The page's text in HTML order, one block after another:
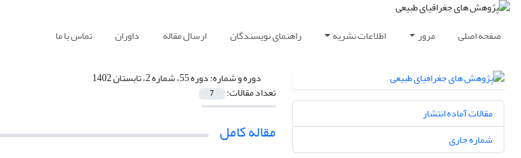
صفحه اصلی مرور اطلاعات نشریه راهنمای نویسندگان ارسال مقاله داوران تماس با ما
دوره و شماره:دوره 55، شماره 2، تابستان 1402
تعداد مقالات: 7
مقاله کامل
مقالات آماده انتشار
شماره جاری